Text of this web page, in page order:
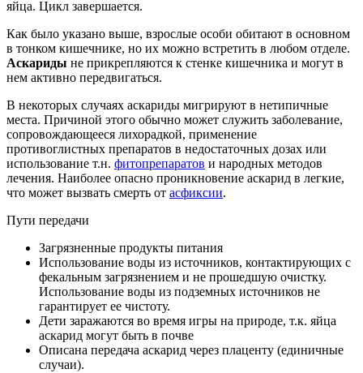
яйца. Цикл завершается.
Как было указано выше, взрослые особи обитают в основном
в тонком кишечнике, но их можно встретить в любом отделе.
Аскариды не прикрепляются к стенке кишечника и могут в
нем активно передвигаться.
В некоторых случаях аскариды мигрируют в нетипичные
места. Причиной этого обычно может служить заболевание,
сопровождающееся лихорадкой, применение
противоглистных препаратов в недостаточных дозах или
использование т.н. фитопрепаратов и народных методов
лечения. Наиболее опасно проникновение аскарид в легкие,
что может вызвать смерть от асфиксии.
Пути передачи
Загрязненные продукты питания
Использование воды из источников, контактирующих с
фекальным загрязнением и не прошедшую очистку.
Использование воды из подземных источников не
гарантирует ее чистоту.
Дети заражаются во время игры на природе, т.к. яйца
аскарид могут быть в почве
Описана передача аскарид через плаценту (единичные
случаи).